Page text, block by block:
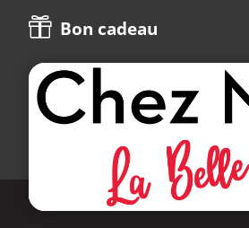
 Bon cadeau